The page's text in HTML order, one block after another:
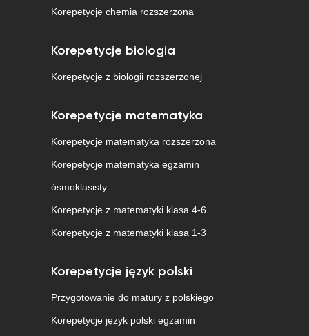
Korepetycje chemia rozszerzona
Korepetycje biologia
Korepetycje z biologii rozszerzonej
Korepetycje matematyka
Korepetycje matematyka rozszerzona
Korepetycje matematyka egzamin
ósmoklasisty
Korepetycje z matematyki klasa 4-6
Korepetycje z matematyki klasa 1-3
Korepetycje język polski
Przygotowanie do matury z polskiego
Korepetycje język polski egzamin